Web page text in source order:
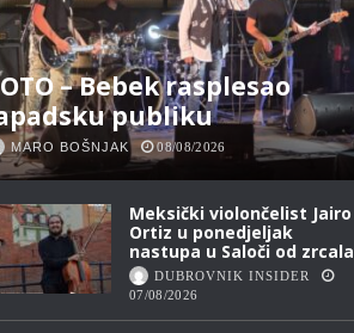
– Bebek rasplesao
publiku
MARO BOŠNJAK 08/08/2026
Meksički violončelist Jairo
Ortiz u ponedjeljak
nastupa u Saloči od zrcala
DUBROVNIK INSIDER
07/08/2026